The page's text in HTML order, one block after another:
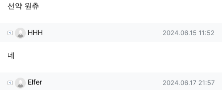
선약 원츄
HHH님의 댓글
HHH 작성일
2024.06.15 11:52
네
Elfer님의 댓글
Elfer 작성일
2024.06.17 21:57